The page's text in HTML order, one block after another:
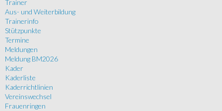
Trainer
Aus- und Weiterbildung
Trainerinfo
Stützpunkte
Termine
Meldungen
Meldung BM2026
Kader
Kaderliste
Kaderrichtlinien
Vereinswechsel
Frauenringen